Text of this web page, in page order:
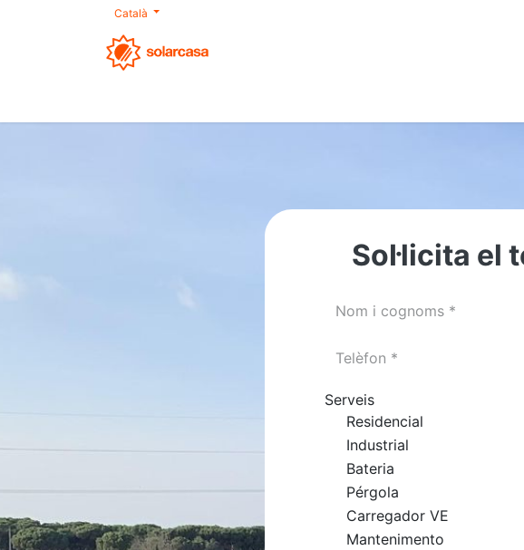
Català
Sol·licita el
Serveis
Residencial
Industrial
Bateria
Pérgola
Carregador VE
Mantenimento